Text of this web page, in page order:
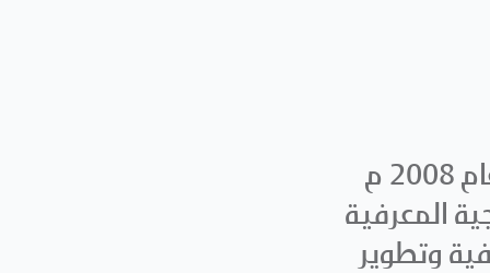
ﺗﺄﺳﺲ اﻟﻤﻌﻬﺪ اﻟﺪوﻟﻲ ﻟﻠﻮﻗﻒ اﻹﺳﻼﻣﻲ ﻓﻲ ﻣﺎﻟﻴﺰﻳﺎ ﻋﺎم 2008 م
اﻟﻤﻌﺮﻓﻴﺔ
وﺗﻄﻮﻳﺮ